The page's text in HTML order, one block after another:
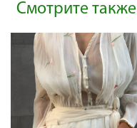
Смотрите также